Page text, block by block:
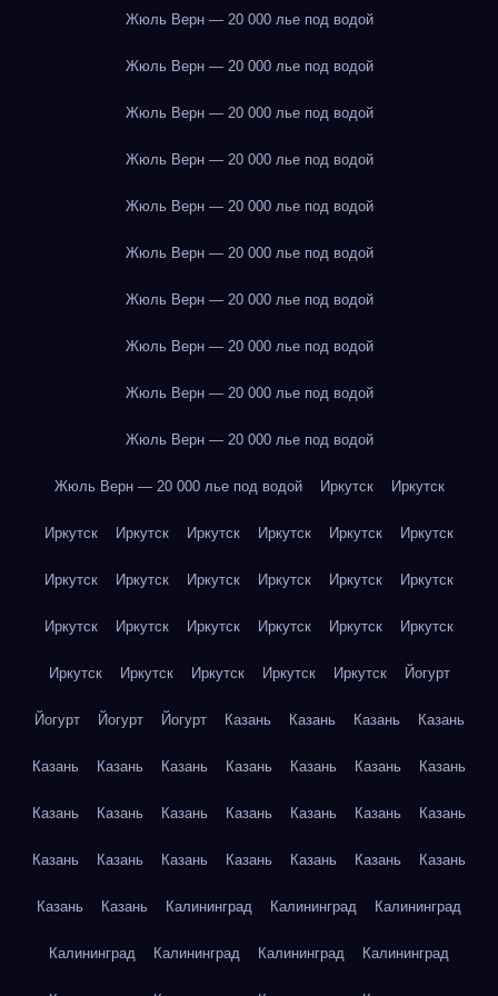
Жюль Верн — 20 000 лье под водой
Жюль Верн — 20 000 лье под водой
Жюль Верн — 20 000 лье под водой
Жюль Верн — 20 000 лье под водой
Жюль Верн — 20 000 лье под водой
Жюль Верн — 20 000 лье под водой
Жюль Верн — 20 000 лье под водой
Жюль Верн — 20 000 лье под водой
Жюль Верн — 20 000 лье под водой
Жюль Верн — 20 000 лье под водой
Жюль Верн — 20 000 лье под водой Иркутск Иркутск
Иркутск Иркутск Иркутск Иркутск Иркутск Иркутск
Иркутск Иркутск Иркутск Иркутск Иркутск Иркутск
Иркутск Иркутск Иркутск Иркутск Иркутск Иркутск
Иркутск Иркутск Иркутск Иркутск Иркутск Йогурт
Йогурт Йогурт Йогурт Казань Казань Казань Казань
Казань Казань Казань Казань Казань Казань Казань
Казань Казань Казань Казань Казань Казань Казань
Казань Казань Казань Казань Казань Казань Казань
Казань Казань Калининград Калининград Калининград
Калининград Калининград Калининград Калининград